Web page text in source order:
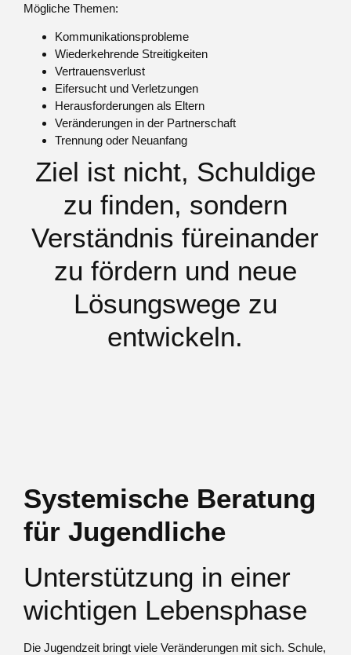
Mögliche Themen:
Kommunikationsprobleme
Wiederkehrende Streitigkeiten
Vertrauensverlust
Eifersucht und Verletzungen
Herausforderungen als Eltern
Veränderungen in der Partnerschaft
Trennung oder Neuanfang
Ziel ist nicht, Schuldige
zu finden, sondern
Verständnis füreinander
zu fördern und neue
Lösungswege zu
entwickeln.
Systemische Beratung
für Jugendliche
Unterstützung in einer
wichtigen Lebensphase
Die Jugendzeit bringt viele Veränderungen mit sich. Schule,